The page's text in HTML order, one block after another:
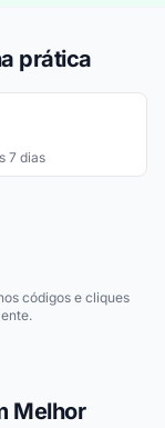
prática
7 dias
códigos e cliques
Melhor